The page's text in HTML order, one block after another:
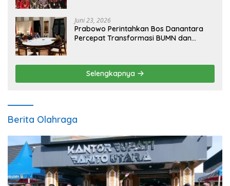
Juni 23, 2026
Prabowo Perintahkan Bos Danantara
Percepat Transformasi BUMN dan
Selengkapnya
Berita Olahraga